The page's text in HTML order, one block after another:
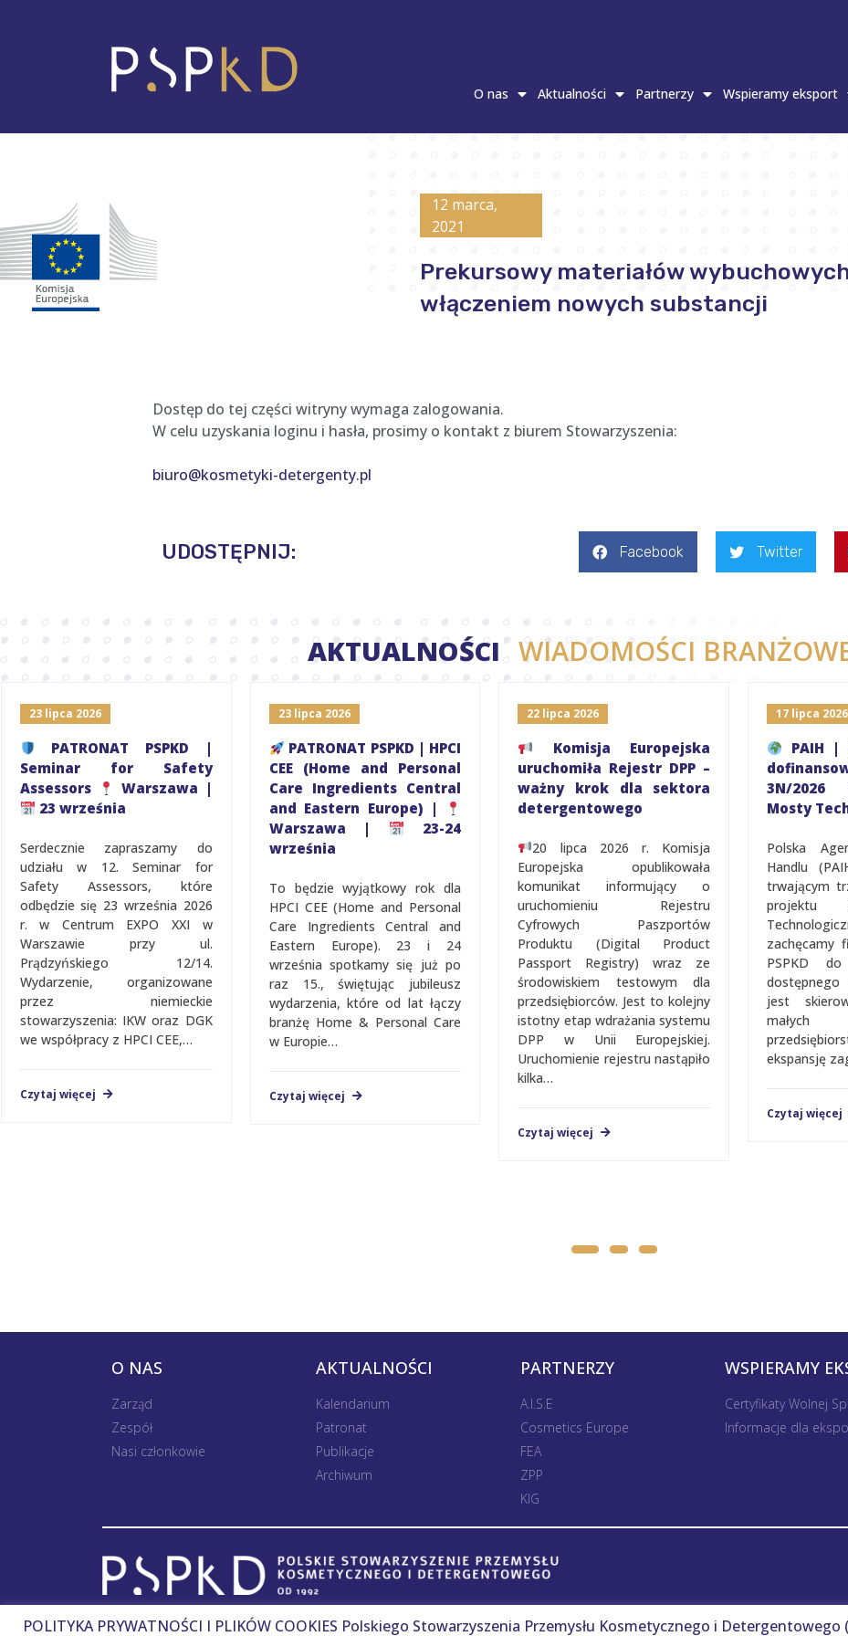
O nas Aktualności Partnerzy Wspieramy eksport
12 marca,
2021
Prekursowy materiałów
włączeniem nowych substancji
Dostęp do tej części witryny wymaga zalogowania.
W celu uzyskania loginu i hasła, prosimy o kontakt z biurem Stowarzyszenia:
biuro@kosmetyki-detergenty.pl
UDOSTĘPNIJ: Facebook Twitter
AKTUALNOŚCI WIADOMOŚCI
23 lipca 2026
PATRONAT PSPKD |
Seminar for Safety
Assessors
Warszawa |
23 września
Serdecznie zapraszamy do
udziału w 12. Seminar for
Safety Assessors, które
odbędzie się 23 września 2026
r. w Centrum EXPO XXI w
Warszawie przy ul.
Prądzyńskiego 12/14.
Wydarzenie, organizowane
przez niemieckie
stowarzyszenia: IKW oraz DGK
we współpracy z HPCI CEE,…
Czytaj więcej
23 lipca 2026
PATRONAT PSPKD | HPCI
CEE (Home and Personal
Care Ingredients Central
and Eastern Europe) |
Warszawa |
23-24
września
To będzie wyjątkowy rok dla
HPCI CEE (Home and Personal
Care Ingredients Central and
Eastern Europe). 23 i 24
września spotkamy się już po
raz 15., świętując jubileusz
wydarzenia, które od lat łączy
branżę Home & Personal Care
w Europie…
Czytaj więcej
22 lipca 2026
Komisja Europejska
uruchomiła Rejestr DPP –
ważny krok dla sektora
detergentowego
20 lipca 2026 r. Komisja
Europejska opublikowała
komunikat informujący o
uruchomieniu Rejestru
Cyfrowych Paszportów
Produktu (Digital Product
Passport Registry) wraz ze
środowiskiem testowym dla
przedsiębiorców. Jest to kolejny
istotny etap wdrażania systemu
DPP w Unii Europejskiej.
Uruchomienie rejestru nastąpiło
kilka…
Czytaj więcej
17 lipca 2026
PAIH |
3N/
Mosty
Polska
Handlu
trwającym
projektu
zachęcamy
PSPKD
jest
ekspansję
Czytaj więcej
O NAS
Zarząd
Zespół
Nasi członkowie
AKTUALNOŚCI
Kalendarium
Patronat
Publikacje
Archiwum
PARTNERZY
A.I.S.E
Cosmetics Europe
FEA
ZPP
KIG
WSPIERAMY
Certyfikaty Wolnej
Informacje dla
POLITYKA PRYWATNOŚCI I PLIKÓW COOKIES Polskiego Stowarzyszenia Przemysłu Kosmetycznego i Detergentowego